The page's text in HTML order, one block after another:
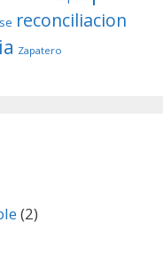
reconciliacion
Zapatero
(2)